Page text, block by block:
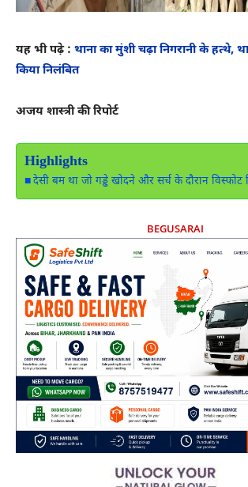
यह भी पढ़े : थाना का मुंशी चढ़ा निगरानी के हत्थे,
किया निलंबित
अजय शास्त्री की रिपोर्ट
Highlights
देसी बम था जो गड्ढे खोदने और सर्च के दौरान विस्फोट
BEGUSARAI